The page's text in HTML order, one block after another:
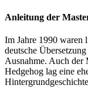
Anleitung der
Im Jahre 1990 waren
deutsche
Ausnahme. Auch der
Hedgehog lag eine